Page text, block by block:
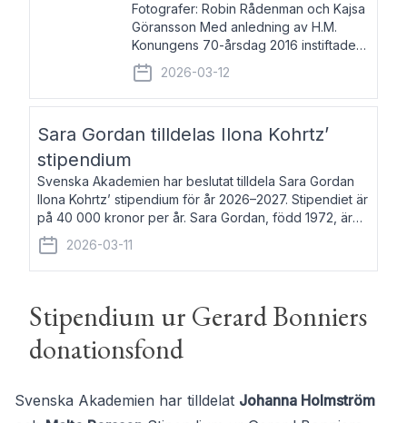
Fotografer: Robin Rådenman och Kajsa
Göransson Med anledning av H.M.
Konungens 70-årsdag 2016 instiftade
fem av de kungliga akademierna det så
kallade Bernadotteprogrammet med
syfte att genom stipendier erbjuda stöd
2026-03-12
Sara Gordan tilldelas Ilona Kohrtz’
stipendium
Svenska Akademien har beslutat tilldela Sara Gordan
Ilona Kohrtz’ stipendium för år 2026–2027. Stipendiet är
på 40 000 kronor per år. Sara Gordan, född 1972, är
författare och översättare. Hon debuterade 2006 med
det prosalyriska verket En
2026-03-11
Stipendium ur Gerard Bonniers
donationsfond
Svenska Akademien har tilldelat Johanna Holmström